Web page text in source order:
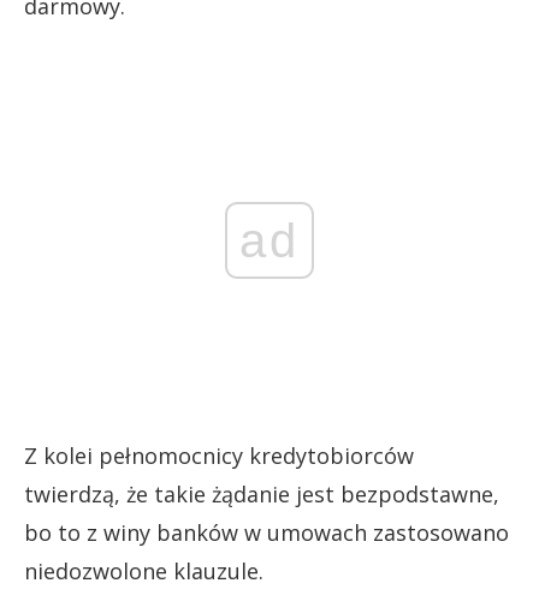
ad
Z kolei pełnomocnicy kredytobiorców
twierdzą, że takie żądanie jest bezpodstawne,
bo to z winy banków w umowach zastosowano
niedozwolone klauzule.